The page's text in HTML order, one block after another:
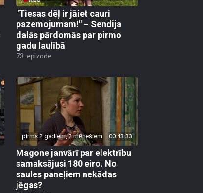
"Tiesas dēļ ir jāiet cauri
pazemojumam!" – Sendija
dalās pārdomās par pirmo
gadu laulībā
73. epizode
pirms 2 gadiem, 2 mēnešiem 00:43:33
Magone janvārī par elektrību
samaksājusi 180 eiro. No
saules paneļiem nekādas
jēgas?
69. epizode